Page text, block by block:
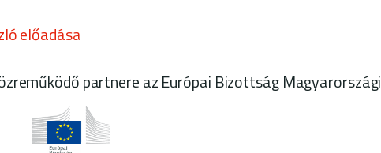
előadása
partnere az Európai Bizottság Magyarországi